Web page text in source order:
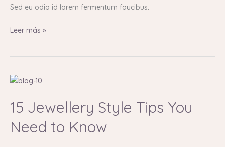
Sed eu odio id lorem fermentum faucibus.
Leer más »
15 Jewellery Style Tips You
Need to Know
15
Style
You